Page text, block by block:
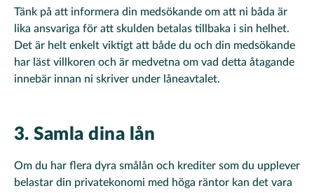
Tänk på att informera din medsökande om att ni båda är
lika ansvariga för att skulden betalas tillbaka i sin helhet.
Det är helt enkelt viktigt att både du och din medsökande
har läst villkoren och är medvetna om vad detta åtagande
innebär innan ni skriver under låneavtalet.
3. Samla dina lån
Om du har flera dyra smålån och krediter som du upplever
belastar din privatekonomi med höga räntor kan det vara